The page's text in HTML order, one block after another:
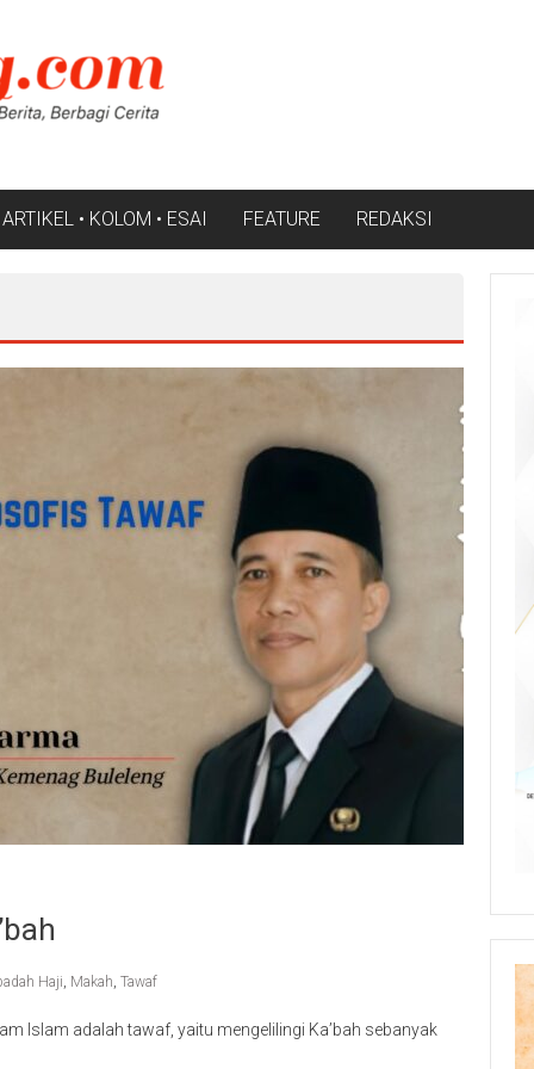
ARTIKEL • KOLOM • ESAI FEATURE REDAKSI
Haji, Makah, Tawaf
Islam adalah tawaf, yaitu mengelilingi Ka’bah sebanyak